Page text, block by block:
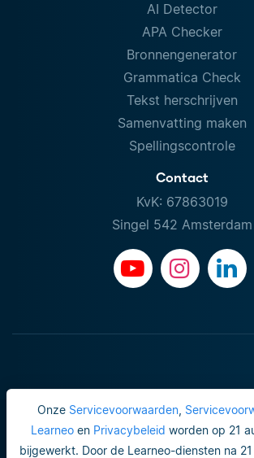
Onze Servicevoorwaarden,
Learneoen Privacybeleid worden op 21
bijgewerkt. Door de Learneo-diensten na
AI Detector
APA Checker
Bronnengenerator
Grammatica Check
Tekst herschrijven
Samenvatting maken
Spellingscontrole
Contact
KvK: 67863019
Singel 542 Amsterdam